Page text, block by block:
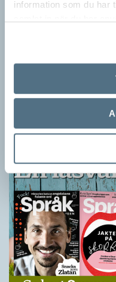
information som du har
Barn lär sig
Små barn, som ännu inte
flerordiga fraser. Detta
barn och vuxna tillägnar…